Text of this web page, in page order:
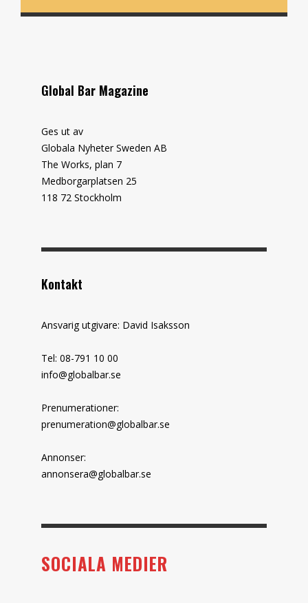
Global Bar Magazine
Ges ut av
Globala Nyheter Sweden AB
The Works, plan 7
Medborgarplatsen 25
118 72 Stockholm
Kontakt
Ansvarig utgivare: David Isaksson
Tel: 08-791 10 00
info@globalbar.se
Prenumerationer:
prenumeration@globalbar.se
Annonser:
annonsera@globalbar.se
SOCIALA MEDIER